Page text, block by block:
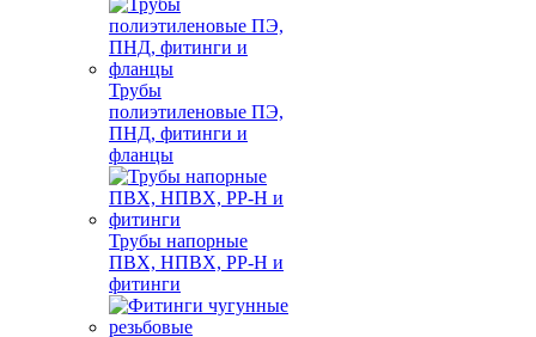
Трубы
полиэтиленовые ПЭ,
ПНД, фитинги и
фланцы
Трубы напорные
ПВХ, НПВХ, PP-H и
фитинги